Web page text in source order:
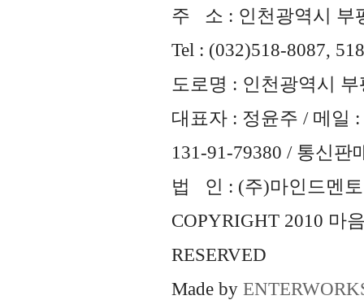
주 소 : 인천광역시 부
Tel : (032)518-8087,
도로명 : 인천광역시
대표자 : 정윤주 / 메일 :
131-91-79380 / 통신판
법 인 : (주)마인드멘토
COPYRIGHT 2010 마
RESERVED
Made by